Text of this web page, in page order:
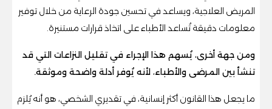
المريض العلاجية، ويساعد في تحسين جودة الرعاية من خلال توفير
معلومات دقيقة تُساعد الأطباء على اتخاذ قرارات مستنيرة.
ومن جهة أخرى، يُسهم هذا الإجراء في تقليل النزاعات التي قد
تنشأ بين المرضى والأطباء، لأنه يُوفر أدلة واضحة وموثقة.
ما يجعل هذا القانون أكثر إنسانية، في تقديري الشخصي، هو أنه يُلزم